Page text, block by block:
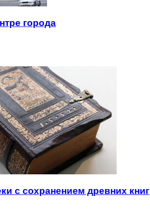
города
с сохранением древних книг